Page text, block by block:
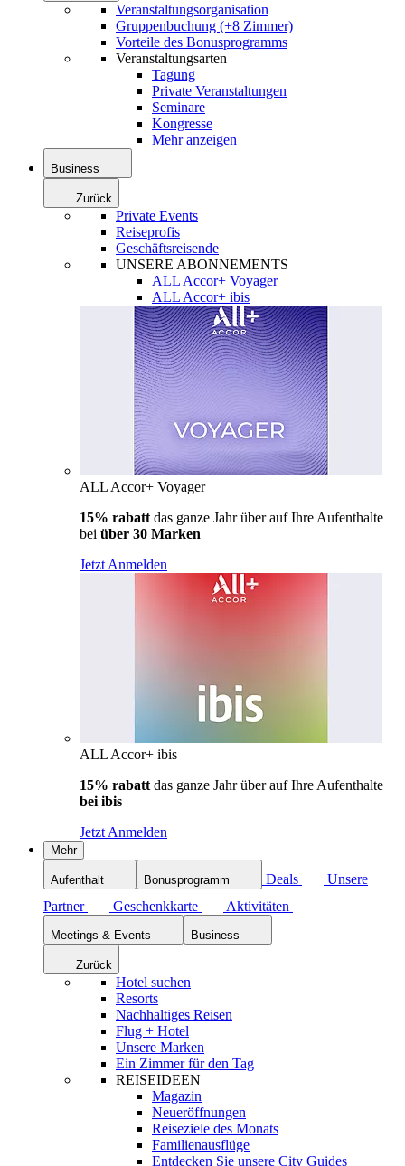
Veranstaltungsorganisation
Gruppenbuchung (+8 Zimmer)
Vorteile des Bonusprogramms
Veranstaltungsarten
Tagung
Private Veranstaltungen
Seminare
Kongresse
Mehr anzeigen
Business
Zurück
Private Events
Reiseprofis
Geschäftsreisende
UNSERE ABONNEMENTS
ALL Accor+ Voyager
ALL Accor+ ibis
ALL Accor+ Voyager
15% rabatt das ganze Jahr über auf Ihre Aufenthalte
bei über 30 Marken
Jetzt Anmelden
ALL Accor+ ibis
15% rabatt das ganze Jahr über auf Ihre Aufenthalte
bei ibis
Jetzt Anmelden
Mehr
Aufenthalt Bonusprogramm Deals
Unsere
Partner
Geschenkkarte Aktivitäten
Meetings & Events Business
Zurück
Hotel suchen
Resorts
Nachhaltiges Reisen
Flug + Hotel
Unsere Marken
Ein Zimmer für den Tag
REISEIDEEN
Magazin
Neueröffnungen
Reiseziele des Monats
Familienausflüge
Entdecken Sie unsere City Guides